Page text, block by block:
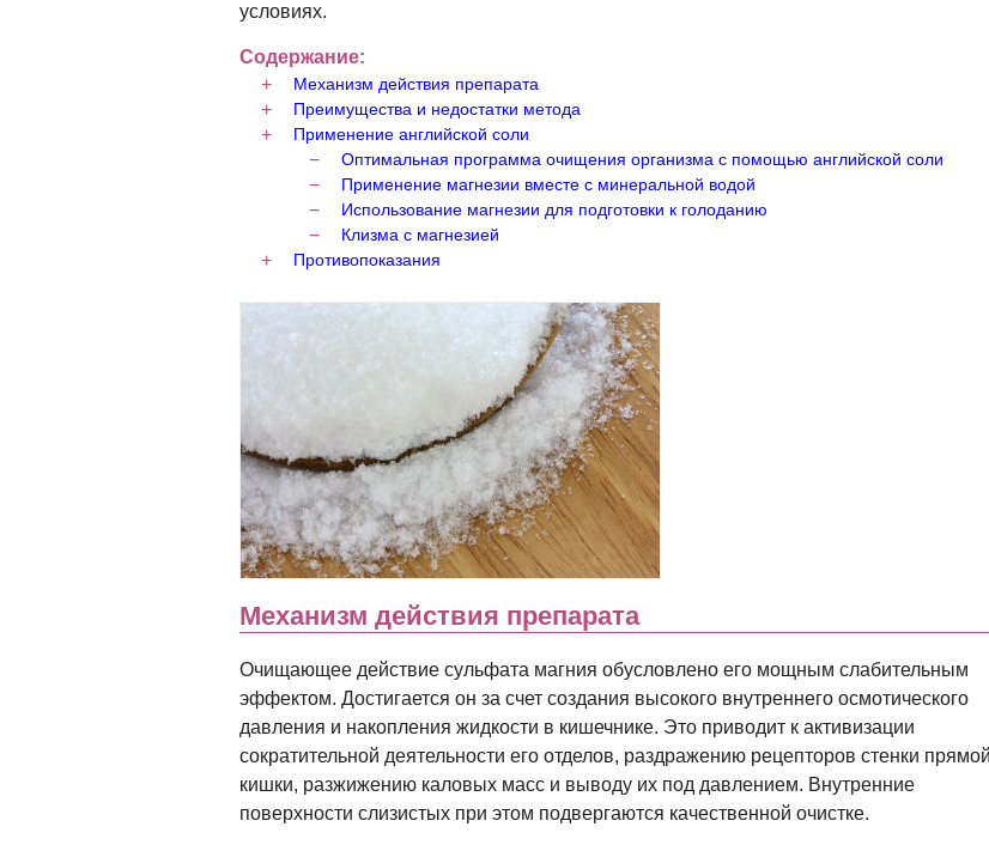
условиях.
Содержание:
Механизм действия препарата
Преимущества и недостатки метода
Применение английской соли
Оптимальная программа очищения организма с помощью английской соли
Применение магнезии вместе с минеральной водой
Использование магнезии для подготовки к голоданию
Клизма с магнезией
Противопоказания
Механизм действия препарата
Очищающее действие сульфата магния обусловлено его мощным слабительным
эффектом. Достигается он за счет создания высокого внутреннего осмотического
давления и накопления жидкости в кишечнике. Это приводит к активизации
сократительной деятельности его отделов, раздражению рецепторов стенки прямой
кишки, разжижению каловых масс и выводу их под давлением. Внутренние
поверхности слизистых при этом подвергаются качественной очистке.